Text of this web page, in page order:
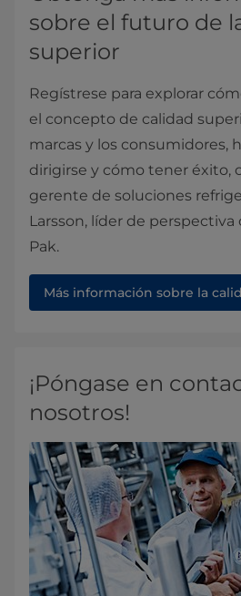
sobre el futuro de
superior
Regístrese para explorar
el concepto de calidad
marcas y los consumidores,
dirigirse y cómo tener éxito,
gerente de soluciones
Larsson, líder de perspectiva
Pak.
Más información sobre la
¡Póngase en
nosotros!